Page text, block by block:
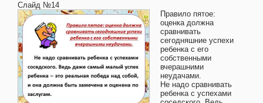
Слайд №14
Правило пятое:
оценка должна
сравнивать
сегодняшние успехи
ребенка с его
собственными
вчерашними
неудачами.
Не надо сравнивать
ребенка с успехами